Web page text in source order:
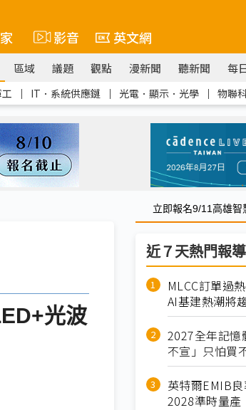
影音 英文網
區域 議題 觀點 漫新聞 聽新聞 每
｜ IT．系統供應鏈 ｜ 光電．顯示．光學 ｜ 物聯
立即報名9/11高雄智
光波
近７天熱門報導
MLCC訂單過
AI基建熱潮將
2027全年記
不宣」只怕買
英特爾EMIB
2028準時量產